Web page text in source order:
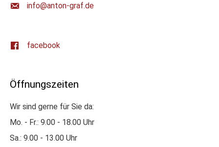
ed.farg-notna@ofni
facebook
Öffnungszeiten
Wir sind gerne für Sie da:
Mo. - Fr.: 9.00 - 18.00 Uhr
Sa.: 9.00 - 13.00 Uhr